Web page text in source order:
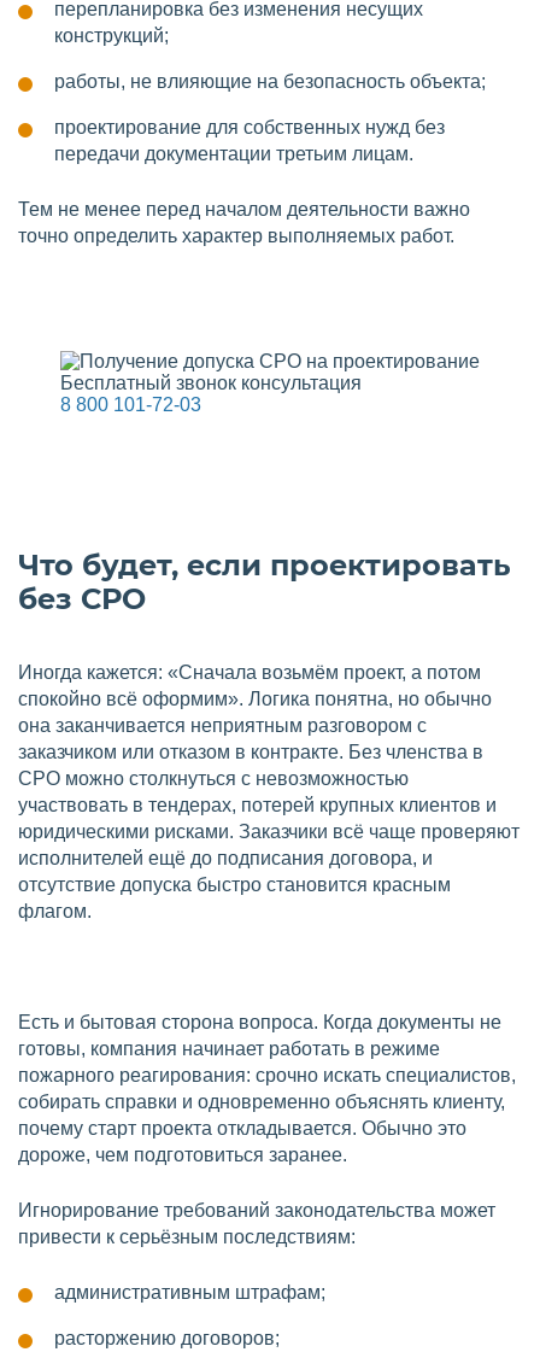
Бесплатный звонок консультация
8 800 101-72-03
перепланировка без изменения несущих
конструкций;
работы, не влияющие на безопасность объекта;
проектирование для собственных нужд без
передачи документации третьим лицам.
Тем не менее перед началом деятельности важно
точно определить характер выполняемых работ.
Что будет, если проектировать
без СРО
Иногда кажется: «Сначала возьмём проект, а потом
спокойно всё оформим». Логика понятна, но обычно
она заканчивается неприятным разговором с
заказчиком или отказом в контракте. Без членства в
СРО можно столкнуться с невозможностью
участвовать в тендерах, потерей крупных клиентов и
юридическими рисками. Заказчики всё чаще проверяют
исполнителей ещё до подписания договора, и
отсутствие допуска быстро становится красным
флагом.
Есть и бытовая сторона вопроса. Когда документы не
готовы, компания начинает работать в режиме
пожарного реагирования: срочно искать специалистов,
собирать справки и одновременно объяснять клиенту,
почему старт проекта откладывается. Обычно это
дороже, чем подготовиться заранее.
Игнорирование требований законодательства может
привести к серьёзным последствиям:
административным штрафам;
расторжению договоров;